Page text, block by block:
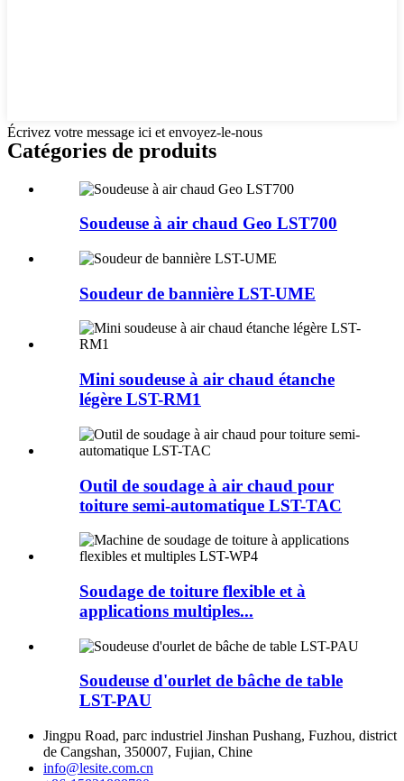
Écrivez votre message ici et envoyez-le-nous
Catégories de produits
Soudeuse à air chaud Geo LST700
Soudeur de bannière LST-UME
Mini soudeuse à air chaud étanche
légère LST-RM1
Outil de soudage à air chaud pour
toiture semi-automatique LST-TAC
Soudage de toiture flexible et à
applications multiples...
Soudeuse d'ourlet de bâche de table
LST-PAU
Jingpu Road, parc industriel Jinshan Pushang, Fuzhou, district
de Cangshan, 350007, Fujian, Chine
info@lesite.com.cn